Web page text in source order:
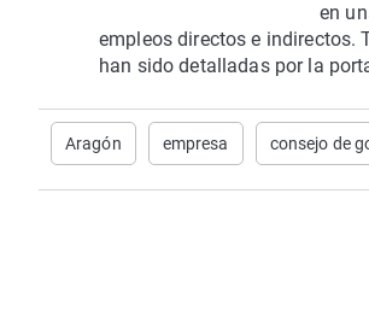
en
empleos directos e indirectos.
han sido detalladas por la
Aragón empresa consejo de